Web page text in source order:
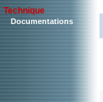
Technique
Documentations